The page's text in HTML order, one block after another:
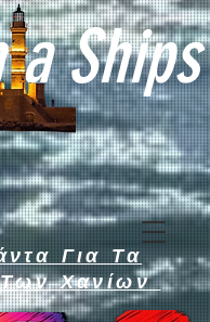
a Ships
Για Τα
Των Χανίων